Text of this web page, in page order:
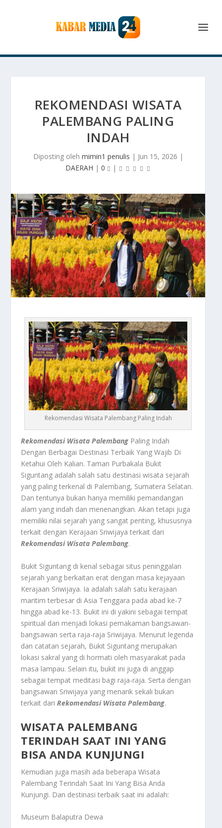
REKOMENDASI WISATA
PALEMBANG PALING
INDAH
Diposting oleh mimin1 penulis | Jun 15, 2026 |
DAERAH | 0 |
Rekomendasi Wisata Palembang Paling Indah
Rekomendasi Wisata Palembang Paling Indah
Dengan Berbagai Destinasi Terbaik Yang Wajib Di
Ketahui Oleh Kalian. Taman Purbakala Bukit
Siguntang adalah salah satu destinasi wisata sejarah
yang paling terkenal di Palembang, Sumatera Selatan.
Dan tentunya bukan hanya memiliki pemandangan
alam yang indah dan menenangkan. Akan tetapi juga
memiliki nilai sejarah yang sangat penting, khususnya
terkait dengan Kerajaan Sriwijaya terkait dari
Rekomendasi Wisata Palembang.
Bukit Siguntang di kenal sebagai situs peninggalan
sejarah yang berkaitan erat dengan masa kejayaan
Kerajaan Sriwijaya. Ia adalah salah satu kerajaan
maritim terbesar di Asia Tenggara pada abad ke-7
hingga abad ke-13. Bukit ini di yakini sebagai tempat
spiritual dan menjadi lokasi pemakaman bangsawan-
bangsawan serta raja-raja Sriwijaya. Menurut legenda
dan catatan sejarah, Bukit Siguntang merupakan
lokasi sakral yang di hormati oleh masyarakat pada
masa lampau. Selain itu, bukit ini juga di anggap
sebagai tempat meditasi bagi raja-raja. Serta dengan
bangsawan Sriwijaya yang menarik sekali bukan
terkait dariRekomendasi Wisata Palembang.
WISATA PALEMBANG
TERINDAH SAAT INI YANG
BISA ANDA KUNJUNGI
Kemudian juga masih ada beberapaWisata
Palembang Terindah Saat Ini Yang Bisa Anda
Kunjungi. Dan destinasi terbaik saat ini adalah:
Museum Balaputra Dewa